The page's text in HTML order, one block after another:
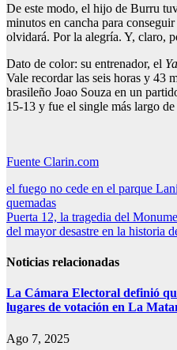
De este modo, el hijo de Burru
minutos en cancha para
olvidará. Por la alegría. Y, claro,
Dato de color: su entrenador, el
Vale recordar las seis horas y 43
brasileño Joao Souza en un
15-13 y fue el single más largo
Fuente Clarin.com
Navegación
de
entradas
el fuego no cede en el parque
quemadas
Puerta 12, la tragedia del
del mayor desastre en la historia
Noticias relacionadas
La Cámara Electoral definió
lugares de votación en La
Ago 7, 2025